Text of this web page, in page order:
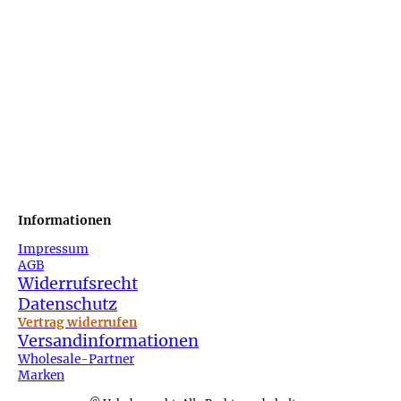
Informationen
Impressum
AGB
Widerrufsrecht
Datenschutz
Vertrag widerrufen
Versandinformationen
Wholesale-Partner
Marken